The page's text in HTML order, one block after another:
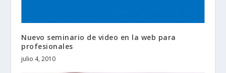
Nuevo seminario de video en la web para
profesionales
julio 4, 2010